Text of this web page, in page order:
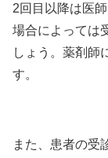
2回目以降は医
場合によっては
しょう。薬剤師
す。
また、患者の受